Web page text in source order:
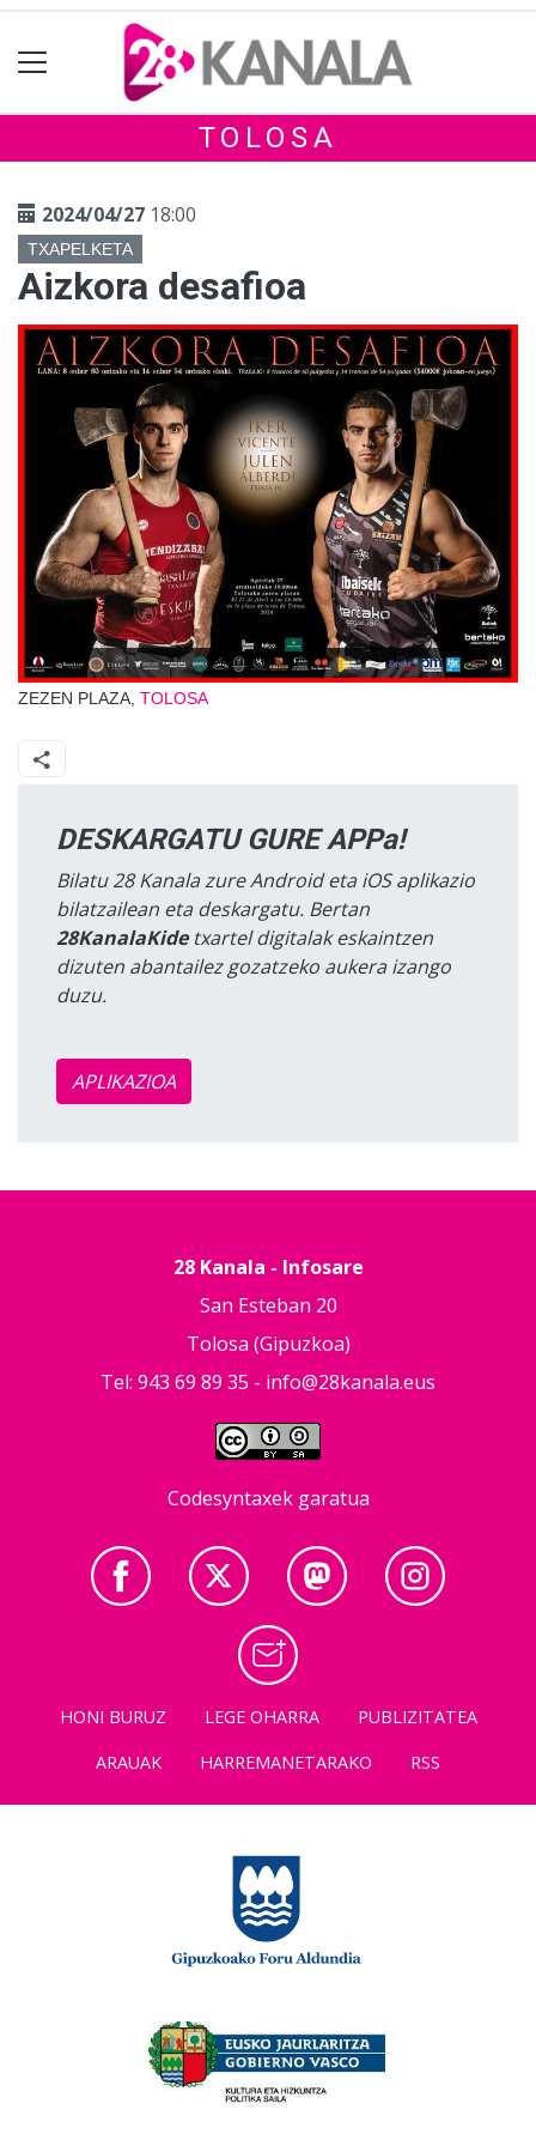
TOLOSA
2024/04/27 18:00
TXAPELKETA
Aizkora desafioa
ZEZEN PLAZA, TOLOSA
DESKARGATU GURE APPa!
Bilatu 28 Kanala zure Android eta iOS aplikazio
bilatzailean eta deskargatu. Bertan
28KanalaKidetxartel digitalak eskaintzen
dizuten abantailez gozatzeko aukera izango
duzu.
APLIKAZIOA
28 Kanala - Infosare
San Esteban 20
Tolosa (Gipuzkoa)
Tel: 943 69 89 35 - info@28kanala.eus
Codesyntaxek garatua
HONI BURUZ LEGE OHARRA
PUBLIZITATEA
ARAUAK
HARREMANETARAKO RSS